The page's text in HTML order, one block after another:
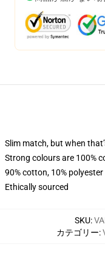
Slim match, but when
Strong colours are 100%
90% cotton, 10% polyester
Ethically sourced
SKU:
カテゴリー: